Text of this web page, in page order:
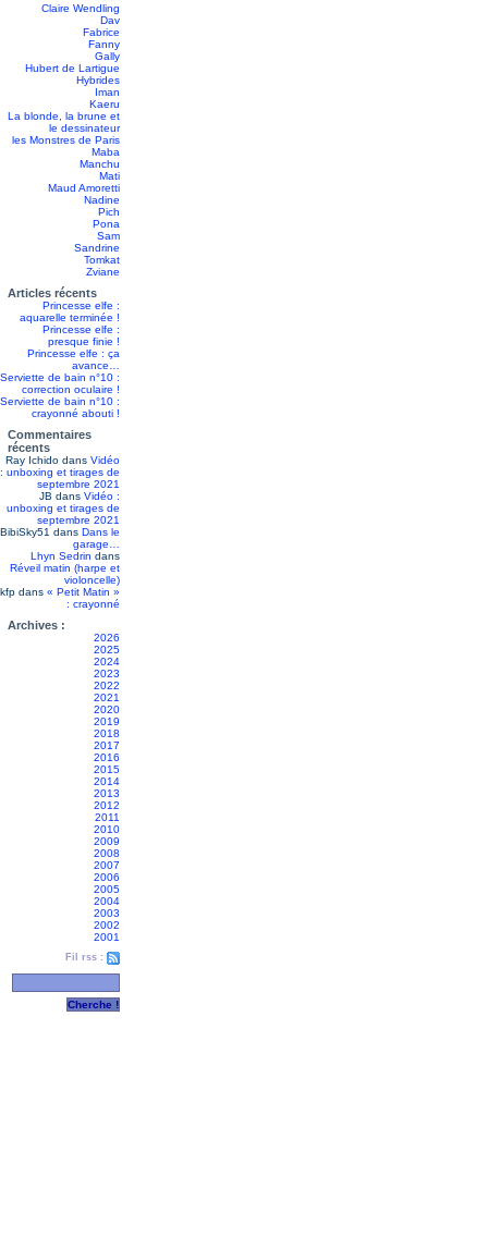
Claire Wendling
Dav
Fabrice
Fanny
Gally
Hubert de Lartigue
Hybrides
Iman
Kaeru
La blonde, la brune et
le dessinateur
les Monstres de Paris
Maba
Manchu
Mati
Maud Amoretti
Nadine
Pich
Pona
Sam
Sandrine
Tomkat
Zviane
Articles récents
Princesse elfe :
aquarelle terminée !
Princesse elfe :
presque finie !
Princesse elfe : ça
avance…
Serviette de bain n°10 :
correction oculaire !
Serviette de bain n°10 :
crayonné abouti !
Commentaires
récents
Ray Ichido dans Vidéo
: unboxing et tirages de
septembre 2021
JB dans Vidéo :
unboxing et tirages de
septembre 2021
BibiSky51 dans Dans le
garage…
Lhyn Sedrin dans
Réveil matin (harpe et
violoncelle)
kfp dans « Petit Matin »
: crayonné
Archives :
2026
2025
2024
2023
2022
2021
2020
2019
2018
2017
2016
2015
2014
2013
2012
2011
2010
2009
2008
2007
2006
2005
2004
2003
2002
2001
Fil rss :